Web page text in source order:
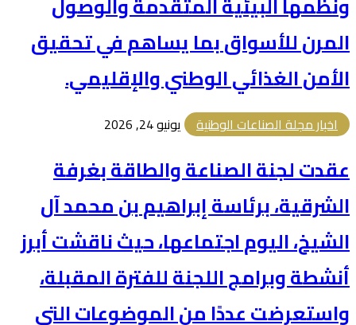
المرن للأسواق بما يساهم في تحقيق
الأمن الغذائي الوطني والإقليمي.
اخبار مجلة الصناعات الوطنية يونيو 24, 2026
عقدت لجنة الصناعة والطاقة بغرفة
الشرقية، برئاسة إبراهيم بن محمد آل
الشيخ، اليوم اجتماعها، حيث ناقشت أبرز
أنشطة وبرامج اللجنة للفترة المقبلة،
واستعرضت عددًا من الموضوعات التي